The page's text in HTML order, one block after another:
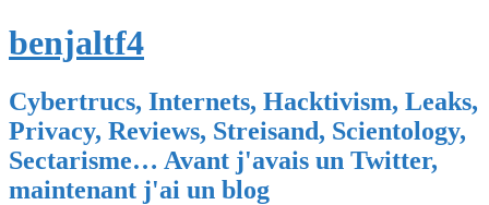
benjaltf4
Cybertrucs, Internets, Hacktivism, Leaks,
Privacy, Reviews, Streisand, Scientology,
Sectarisme… Avant j'avais un Twitter,
maintenant j'ai un blog